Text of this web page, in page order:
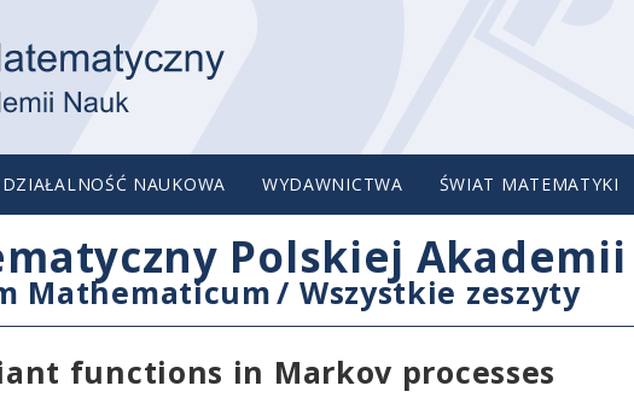
DZIAŁALNOŚĆ NAUKOWA WYDAWNICTWA ŚWIAT MATEMATYKI
Polskiej
Mathematicum/ Wszystkie zeszyty
functions in Markov processes